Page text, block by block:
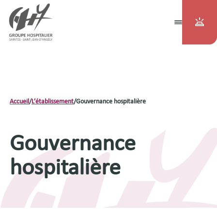
Accueil /L’établissement/Gouvernance hospitalière
Gouvernance
hospitalière